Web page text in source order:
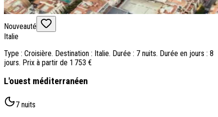
Nouveauté
Italie
Type : Croisière. Destination : Italie. Durée : 7 nuits. Durée en jours : 8
jours. Prix à partir de 1 753 €
L'ouest méditerranéen
7 nuits